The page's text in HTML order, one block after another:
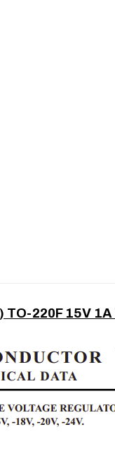
220F 15V 1A